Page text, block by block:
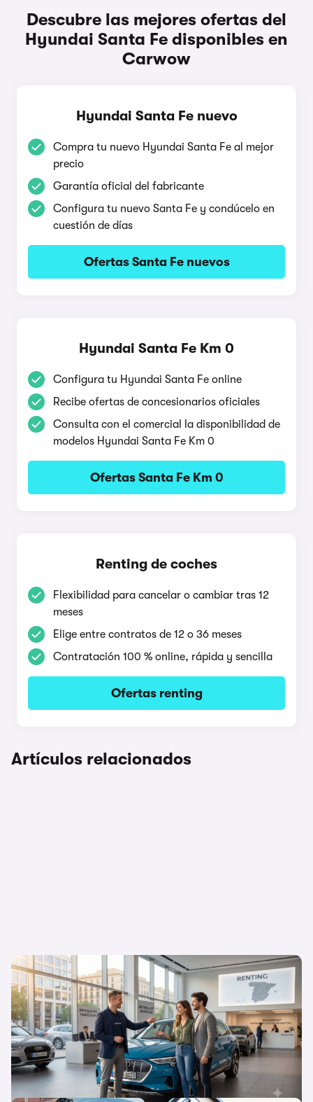
Descubre las mejores ofertas del
Hyundai Santa Fe disponibles en
Carwow
Hyundai Santa Fe nuevo
Compra tu nuevo Hyundai Santa Fe al mejor
precio
Garantía oficial del fabricante
Configura tu nuevo Santa Fe y condúcelo en
cuestión de días
Ofertas Santa Fe nuevos
Hyundai Santa Fe Km 0
Configura tu Hyundai Santa Fe online
Recibe ofertas de concesionarios oficiales
Consulta con el comercial la disponibilidad de
modelos Hyundai Santa Fe Km 0
Ofertas Santa Fe Km 0
Renting de coches
Flexibilidad para cancelar o cambiar tras 12
meses
Elige entre contratos de 12 o 36 meses
Contratación 100 % online, rápida y sencilla
Ofertas renting
Artículos relacionados
Flexibilidad o propiedad: ¿Por qué el
renting triunfa cada vez más en España?